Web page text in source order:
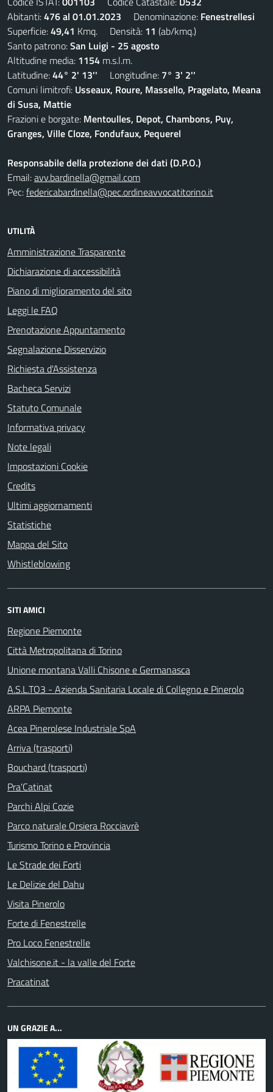
Abitanti:476 al 01.01.2023 Denominazione: Fenestrellesi
Superficie:49,41 Kmq. Densità: 11 (ab/kmq.)
Santo patrono:San Luigi - 25 agosto
Altitudine media: 1154 m.s.l.m.
Latitudine:44° 2' 13'' Longitudine: 7° 3' 2''
Comuni limitrofi: Usseaux, Roure, Massello, Pragelato, Meana
di Susa, Mattie
Frazioni e borgate: Mentoulles, Depot, Chambons, Puy,
Granges, Ville Cloze, Fondufaux, Pequerel
Responsabile della protezione dei dati (D.P.O.)
Email:avv.bardinella@gmail.com
Pec:federicabardinella@pec.ordineavvocatitorino.it
UTILITÀ
Amministrazione Trasparente
Dichiarazione di accessibilità
Piano di miglioramento del sito
Leggi le FAQ
Prenotazione Appuntamento
Segnalazione Disservizio
Richiesta d'Assistenza
Bacheca Servizi
Statuto Comunale
Informativa privacy
Note legali
Impostazioni Cookie
Credits
Ultimi aggiornamenti
Statistiche
Mappa del Sito
Whistleblowing
SITI AMICI
Regione Piemonte
Città Metropolitana di Torino
Unione montana Valli Chisone e Germanasca
A.S.L.TO3 - Azienda Sanitaria Locale di Collegno e Pinerolo
ARPA Piemonte
Acea Pinerolese Industriale SpA
Arriva (trasporti)
Bouchard (trasporti)
Pra'Catinat
Parchi Alpi Cozie
Parco naturale Orsiera Rocciavrè
Turismo Torino e Provincia
Le Strade dei Forti
Le Delizie del Dahu
Visita Pinerolo
Forte di Fenestrelle
Pro Loco Fenestrelle
Valchisone.it - la valle del Forte
Pracatinat
UN GRAZIE A...